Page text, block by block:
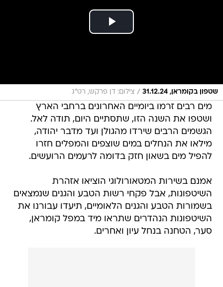
שטפון בקומראן, 31.12.24 / צילום: דן פרקש, רט"ג
מים רבים זרמו ביומיים האחרונים ברחבי הארץ
ושטפו את השנה הזו, שתסתיים היום, תודה לאל.
הגשמים הרבים שירדו מהגולן ועד מדבר יהודה,
מילאו את הנחלים במים שוצפים והמפלים חזרו
להפיל מים בשאון חזק בדומה לרעמים הרועשים.
אמנם בשירות המטאורולוגי הוציאו אזהרת
השיטפונות, אבל פקחי רשות הטבע והגנים שנמצאים
בשמורות הטבע והגנים הלאומיים, תיעדו עבורנו את
השיטפונות הנהדרים שתראו מיד במפל קומראן,
סער, הטחנה בנחל עיון ואחרים.